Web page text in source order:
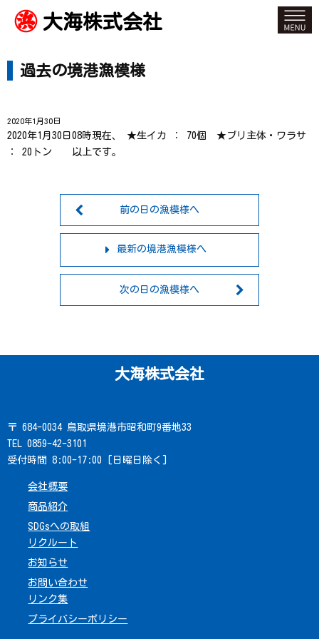
大海株式会社
過去の境港漁模様
2020年1月30日
2020年1月30日08時現在、 ★生イカ ： 70個 ★ブリ主体・ワラサ
： 20トン 以上です。
前の日の漁模様へ
最新の境港漁模様へ
次の日の漁模様へ
大海株式会社
〒 684-0034 鳥取県境港市昭和町9番地33
TEL 0859-42-3101
受付時間 8:00-17:00 [日曜日除く]
会社概要
商品紹介
SDGsへの取組
リクルート
お知らせ
お問い合わせ
リンク集
プライバシーポリシー